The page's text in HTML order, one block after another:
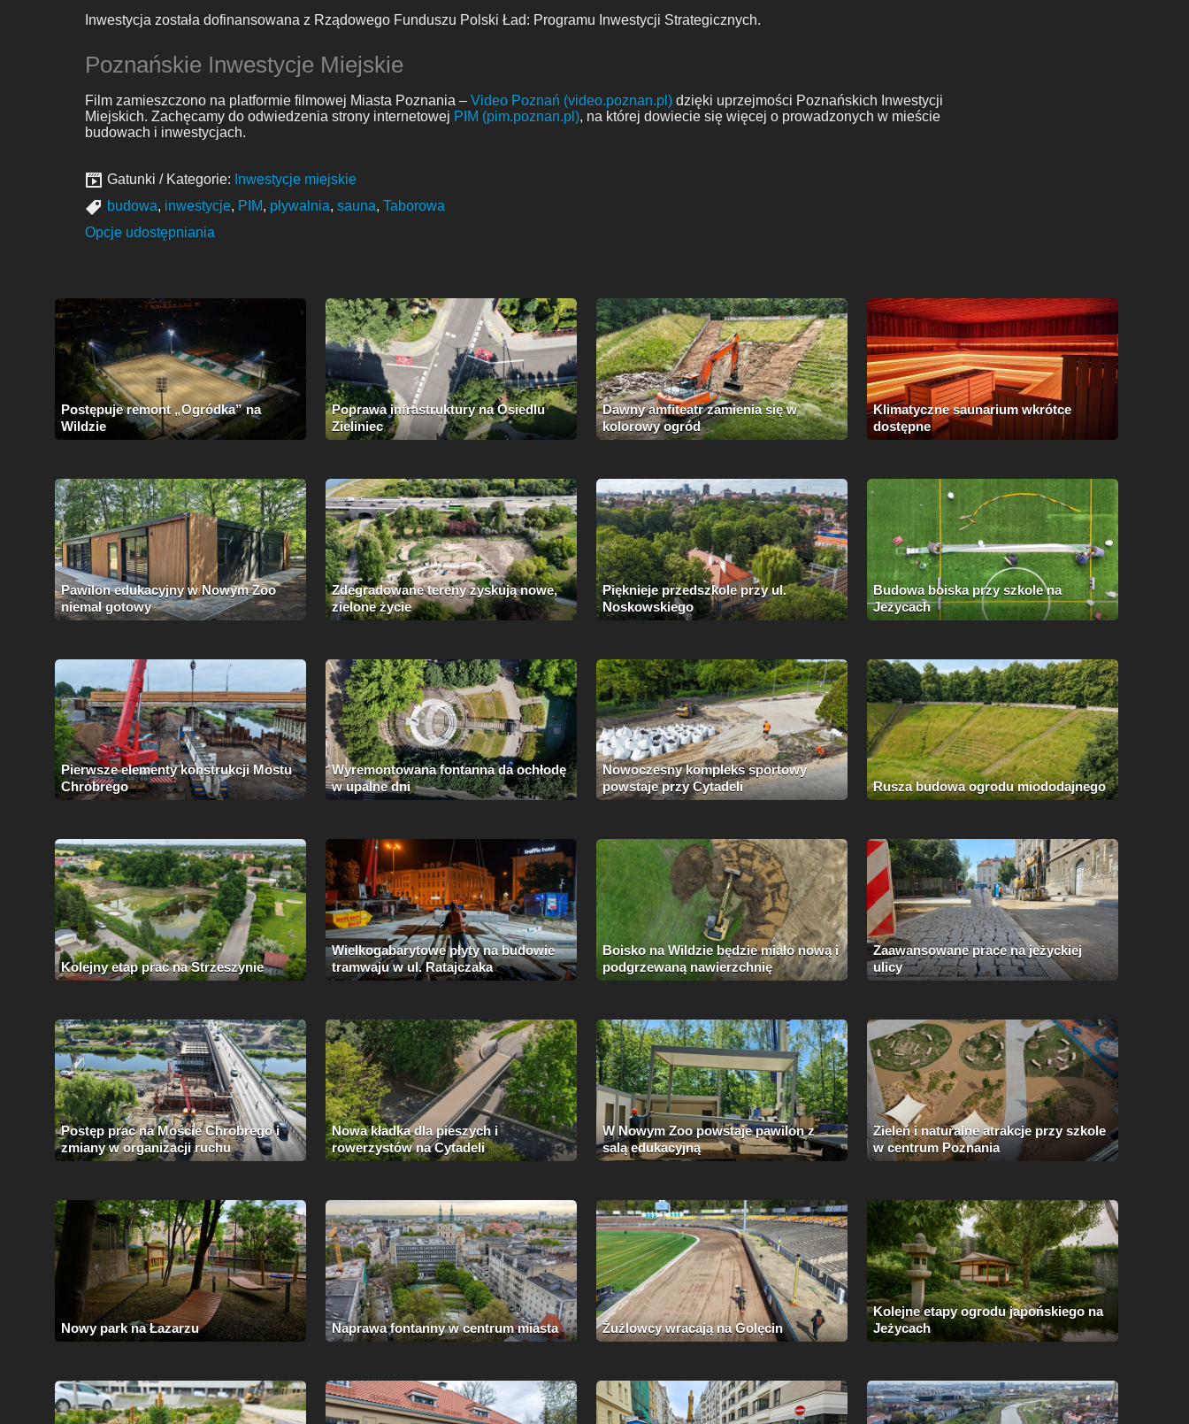
Inwestycja została dofinansowana z Rządowego Funduszu Polski Ład: Programu Inwestycji Strategicznych.
Poznańskie Inwestycje Miejskie
Film zamieszczono na platformie filmowej Miasta Poznania – Video Poznań (video.poznan.pl) dzięki uprzejmości Poznańskich Inwestycji
Miejskich. Zachęcamy do odwiedzenia strony internetowej PIM (pim.poznan.pl), na której dowiecie się więcej o prowadzonych w mieście
budowach i inwestycjach.
Gatunki / Kategorie: Inwestycje miejskie
budowa, inwestycje, PIM, pływalnia, sauna, Taborowa
Opcje udostępniania
Postępuje remont „Ogródka” na
Wildzie
Poprawa infrastruktury na Osiedlu
Zieliniec
Dawny amfiteatr zamienia się w
kolorowy ogród
Klimatyczne saunarium wkrótce
dostępne
Pawilon edukacyjny w Nowym Zoo
niemal gotowy
Zdegradowane tereny zyskują nowe,
zielone życie
Pięknieje przedszkole przy ul.
Noskowskiego
Budowa boiska przy szkole na
Jeżycach
Pierwsze elementy konstrukcji Mostu
Chrobrego
Wyremontowana fontanna da ochłodę
w upalne dni
Nowoczesny kompleks sportowy
powstaje przy Cytadeli
Rusza budowa ogrodu miododajnego
Kolejny etap prac na Strzeszynie
Wielkogabarytowe płyty na budowie
tramwaju w ul. Ratajczaka
Boisko na Wildzie będzie miało nową i
podgrzewaną nawierzchnię
Zaawansowane prace na jeżyckiej
ulicy
Postęp prac na Moście Chrobrego i
zmiany w organizacji ruchu
Nowa kładka dla pieszych i
rowerzystów na Cytadeli
W Nowym Zoo powstaje pawilon z
salą edukacyjną
Zieleń i naturalne atrakcje przy szkole
w centrum Poznania
Nowy park na Łazarzu Naprawa fontanny w centrum miasta Żużlowcy wracają na Golęcin
Kolejne etapy ogrodu japońskiego na
Jeżycach